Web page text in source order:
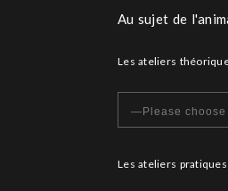
Au sujet de
Les ateliers
Les ateliers pratiques